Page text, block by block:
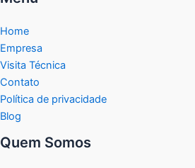
Home
Empresa
Visita Técnica
Contato
Política de privacidade
Blog
Quem Somos